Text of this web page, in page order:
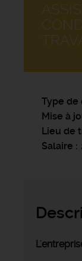
Type de
Mise à
Lieu de
Salaire